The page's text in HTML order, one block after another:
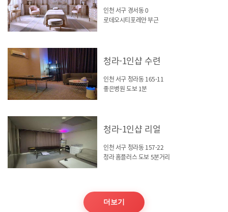
인천 서구 경서동 0
로데오시티포레안 부근
청라-1인샵 수련
인천 서구 청라동 165-11
좋은병원 도보 1분
청라-1인샵 리얼
인천 서구 청라동 157-22
청라 홈플러스 도보 5분거리
더보기